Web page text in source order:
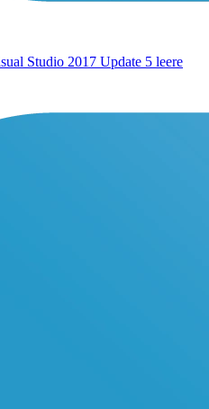
Studio 2017 Update 5 leere